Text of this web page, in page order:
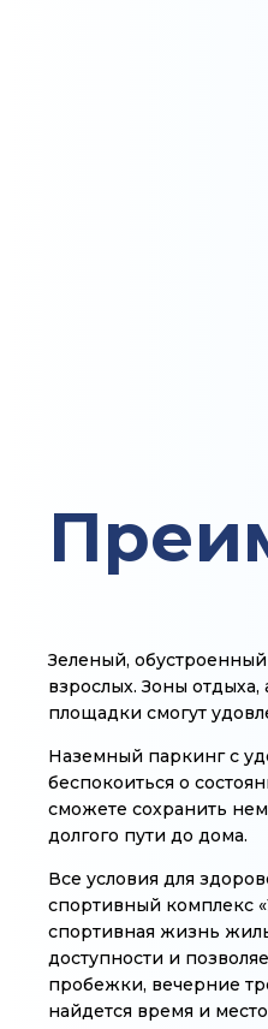
Зеленый,
взрослых. Зоны
площадки смогут
Наземный паркинг с
беспокоиться о
сможете сохранить
долгого пути до дома.
Все условия для
спортивный комплекс
спортивная жизнь
доступности и
пробежки, вечерние
найдется время и